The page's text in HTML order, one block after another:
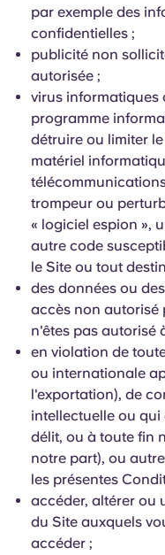
par exemple des
confidentielles ;
publicité non
autorisée ;
virus informatiques
programme
détruire ou limiter
matériel
trompeur ou
« logiciel espion »,
autre code
le Site ou tout
des données ou
accès non autorisé
n'êtes pas autorisé
en violation de
ou internationale
l'exportation), de
intellectuelle ou
délit, ou à toute fin
notre part), ou
les présentes
accéder, altérer ou
du Site auxquels
accéder ;